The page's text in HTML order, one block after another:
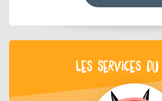
LES SERVICES